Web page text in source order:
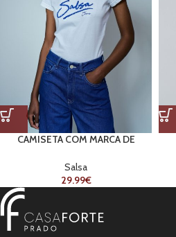
CAMISETA COM MARCA DE
Salsa
29.99€